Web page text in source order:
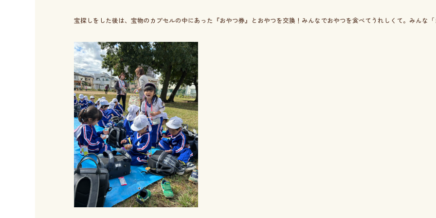
宝探しをした後は、宝物のカプセルの中にあった『おやつ券』とおやつを交換！みんなでおやつを食べてうれしくて。みんな「